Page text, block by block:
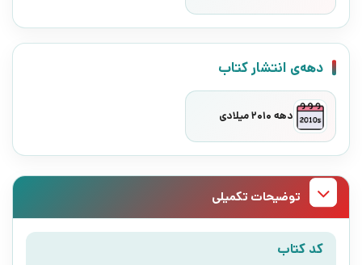
دهه‌ی انتشار کتاب
دهه 2010 میلادی
توضیحات تکمیلی
کد کتاب